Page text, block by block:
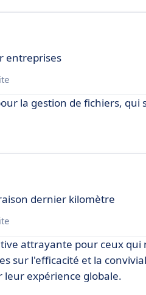
entreprises
la gestion de fichiers, qui
dernier kilomètre
attrayante pour ceux
sur l'efficacité et la
leur expérience globale.